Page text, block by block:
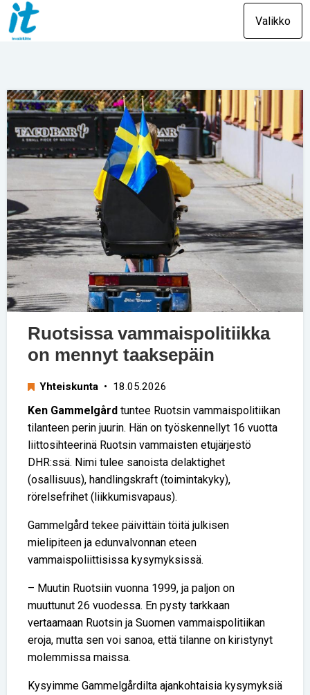
Valikko
Ruotsissa vammaispolitiikka
on mennyt taaksepäin
Yhteiskunta • 18.05.2026
Ken Gammelgård tuntee Ruotsin vammaispolitiikan
tilanteen perin juurin. Hän on työskennellyt 16 vuotta
liittosihteerinä Ruotsin vammaisten etujärjestö
DHR:ssä. Nimi tulee sanoista delaktighet
(osallisuus), handlingskraft (toimintakyky),
rörelsefrihet (liikkumisvapaus).
Gammelgård tekee päivittäin töitä julkisen
mielipiteen ja edunvalvonnan eteen
vammaispoliittisissa kysymyksissä.
– Muutin Ruotsiin vuonna 1999, ja paljon on
muuttunut 26 vuodessa. En pysty tarkkaan
vertaamaan Ruotsin ja Suomen vammaispolitiikan
eroja, mutta sen voi sanoa, että tilanne on kiristynyt
molemmissa maissa.
Kysyimme Gammelgårdilta ajankohtaisia kysymyksiä